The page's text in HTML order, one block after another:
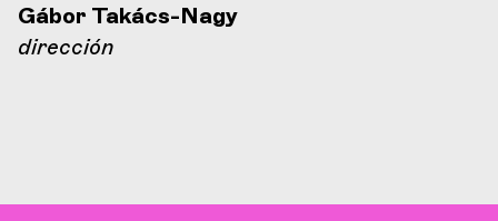
Gábor Takács-Nagy
dirección